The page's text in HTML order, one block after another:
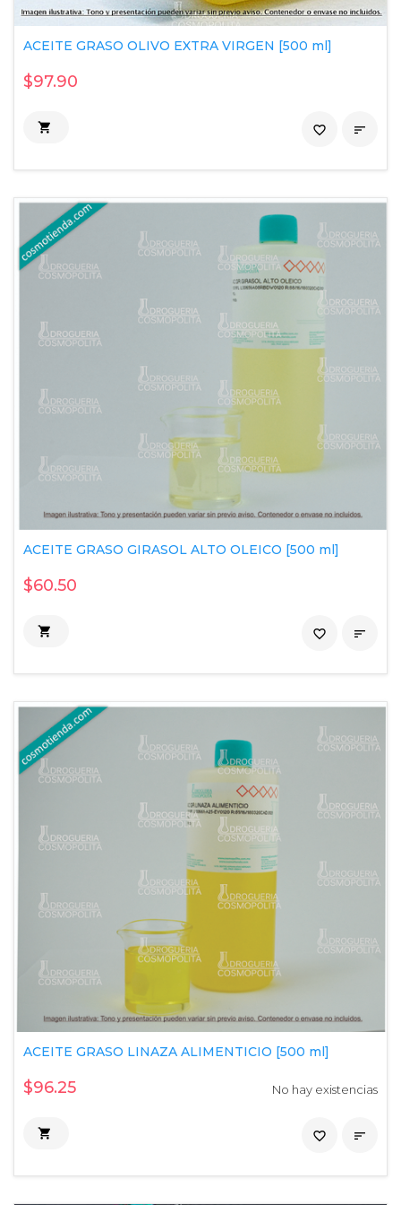
ACEITE GRASO OLIVO EXTRA VIRGEN [500 ml]
$97.90
 
favorite_border
ACEITE GRASO GIRASOL ALTO OLEICO [500 ml]
$60.50
 
favorite_border
ACEITE GRASO LINAZA ALIMENTICIO [500 ml]
$96.25 No hay existencias
 
favorite_border